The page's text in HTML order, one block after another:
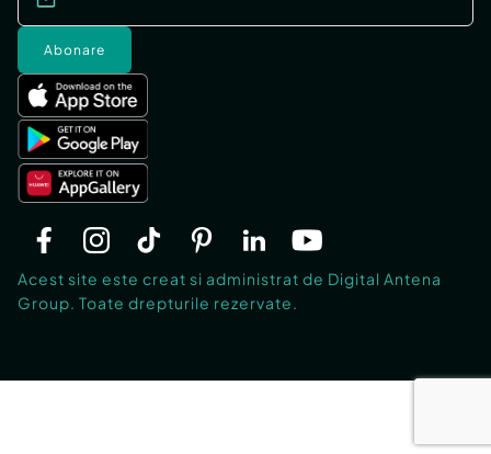
Abonare
Acest site este creat si administrat de Digital Antena
Group. Toate drepturile rezervate.